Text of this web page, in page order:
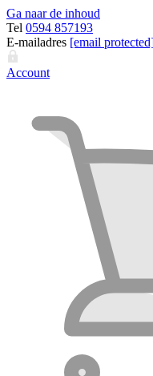
Ga naar de inhoud
Tel 0594 857193
E-mailadres [email
Account